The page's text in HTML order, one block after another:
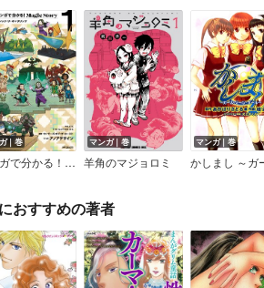
｜巻
マンガで分かる！Magic Story
マンガ｜巻
羊角のマジョロミ
マンガ｜巻
おすすめの著者